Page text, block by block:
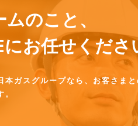
のこと、
にお任せくださ
本ガスグループなら、お客さま